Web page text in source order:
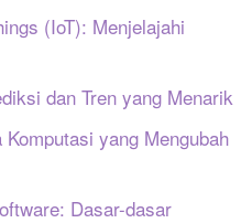
(IoT): Menjelajahi
dan Tren yang Menarik
yang Mengubah
Dasar-dasar